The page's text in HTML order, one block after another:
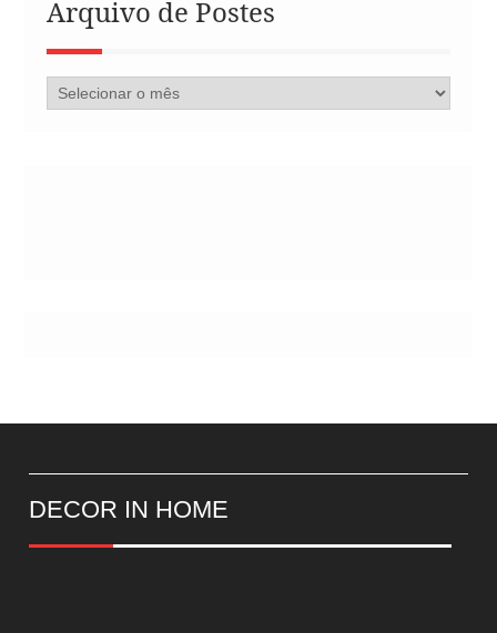
Arquivo de Postes
Arquivo
de
DECOR IN HOME